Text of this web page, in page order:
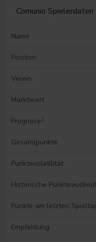
Comunio Spielerdaten
Name
Position
Verein
Marktwert
Prognose 1
Gesamtpunkte
Punktevolatilität
Historische
Punkte am letzten
Empfehlung